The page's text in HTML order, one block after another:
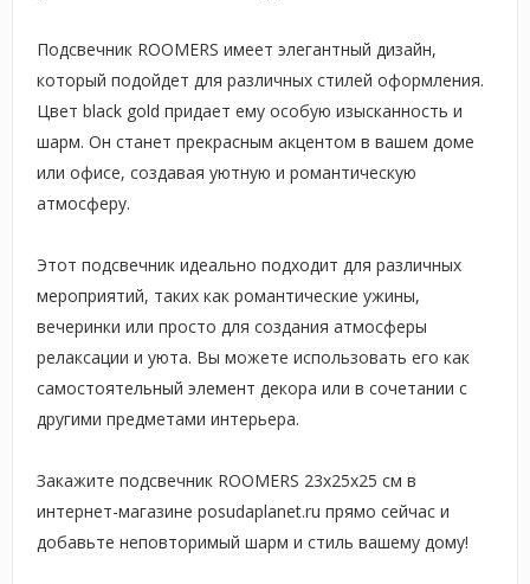
Подсвечник ROOMERS имеет элегантный дизайн,
который подойдет для различных стилей оформления.
Цвет black gold придает ему особую изысканность и
шарм. Он станет прекрасным акцентом в вашем доме
или офисе, создавая уютную и романтическую
атмосферу.
Этот подсвечник идеально подходит для различных
мероприятий, таких как романтические ужины,
вечеринки или просто для создания атмосферы
релаксации и уюта. Вы можете использовать его как
самостоятельный элемент декора или в сочетании с
другими предметами интерьера.
Закажите подсвечник ROOMERS 23x25x25 см в
интернет-магазине posudaplanet.ru прямо сейчас и
добавьте неповторимый шарм и стиль вашему дому!